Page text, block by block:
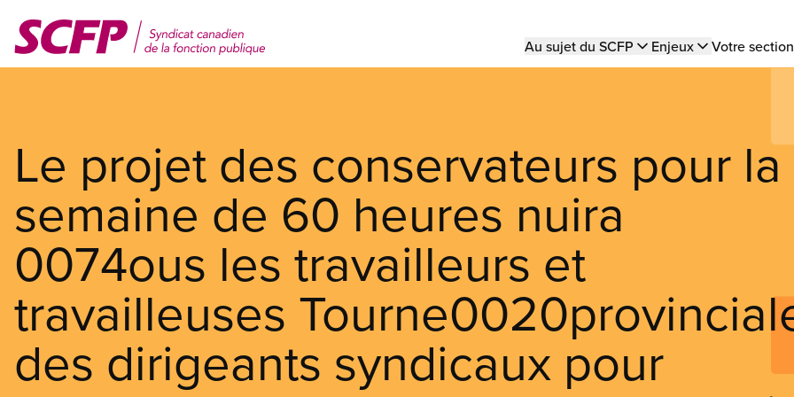
contenu
Main
Au sujet du SCFP Enjeux Votre
Le projet des conservateurs pour la
semaine de 60 heures nuira
0074ous les travailleurs et
travailleuses
des dirigeants syndicaux pour